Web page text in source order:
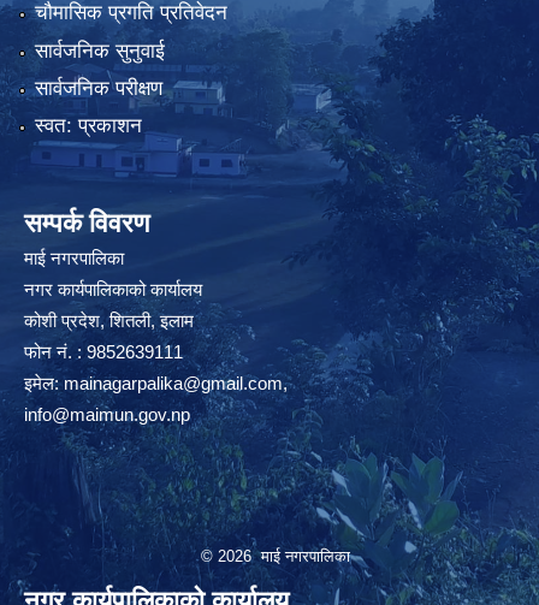
चौमासिक प्रगति प्रतिवेदन
सार्वजनिक सुनुवाई
सार्वजनिक परीक्षण
स्वत: प्रकाशन
सम्पर्क विवरण
माई नगरपालिका
नगर कार्यपालिकाको कार्यालय
कोशी प्रदेश, शितली, इलाम
फोन नं. : 9852639111
इमेल:mainagarpalika@gmail.com,
info@maimun.gov.np
© 2026 माई नगरपालिका